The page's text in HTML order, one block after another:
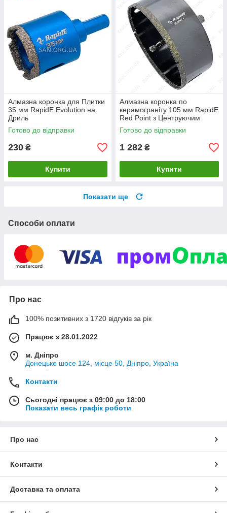
Алмазна коронка для Плитки
35 мм RapidE Evolution на
Дриль
Готово до відправки
230 ₴
Купити
Алмазна коронка по
керамограніту 105 мм RapidE
Red Point з Центруючим
свердлом на дриль
Готово до відправки
1 282 ₴
Купити
Показати ще
Способи оплати
Про нас
100% позитивних з 1720 відгуків за рік
Працює з 28.01.2022
м. Дніпро
Донецьке шосе 124, місце 50, Дніпро, Україна
Контакти
Сьогодні працює з 09:00 до 18:00
Показати весь графік роботи
Про нас
Контакти
Доставка та оплата